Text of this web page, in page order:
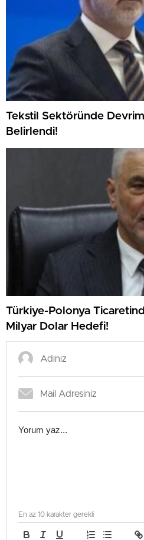
Tekstil Sektöründe
Belirlendi!
Türkiye-Polonya
Milyar Dolar Hedefi!
En az 10 karakter gerekli